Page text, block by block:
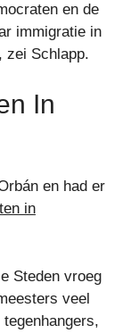
en de
immigratie in
zei Schlapp.
In
en had er
in
Steden vroeg
veel